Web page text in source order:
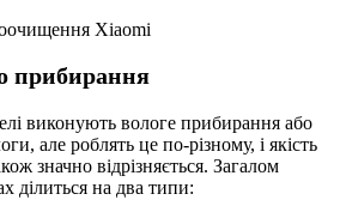
прибирання
виконують вологе прибирання або
але роблять це по-різному, і якість
значно відрізняється. Загалом
ділиться на два типи: